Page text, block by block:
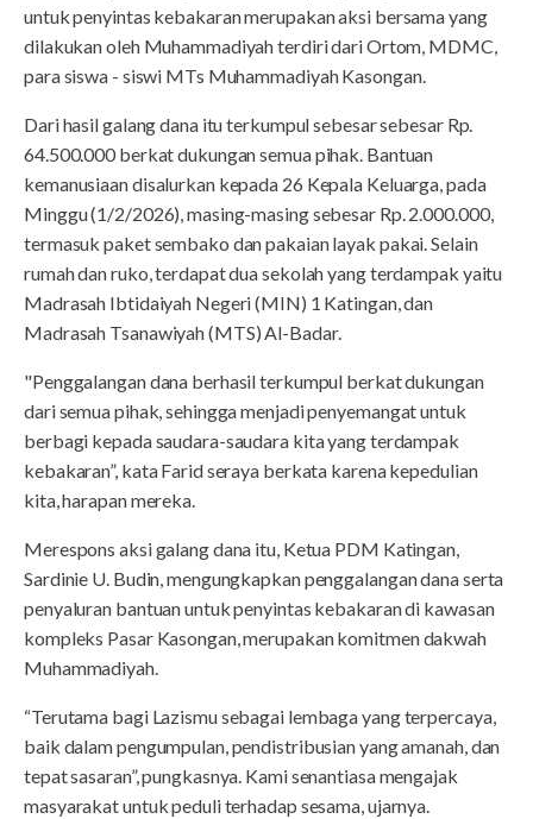
untuk penyintas kebakaran merupakan aksi bersama yang
dilakukan oleh Muhammadiyah terdiri dari Ortom, MDMC,
para siswa - siswi MTs Muhammadiyah Kasongan.
Dari hasil galang dana itu terkumpul sebesar sebesar Rp.
64.500.000 berkat dukungan semua pihak. Bantuan
kemanusiaan disalurkan kepada 26 Kepala Keluarga, pada
Minggu (1/2/2026), masing-masing sebesar Rp. 2.000.000,
termasuk paket sembako dan pakaian layak pakai. Selain
rumah dan ruko, terdapat dua sekolah yang terdampak yaitu
Madrasah Ibtidaiyah Negeri (MIN) 1 Katingan, dan
Madrasah Tsanawiyah (MTS) Al-Badar.
"Penggalangan dana berhasil terkumpul berkat dukungan
dari semua pihak, sehingga menjadi penyemangat untuk
berbagi kepada saudara-saudara kita yang terdampak
kebakaran”, kata Farid seraya berkata karena kepedulian
kita, harapan mereka.
Merespons aksi galang dana itu, Ketua PDM Katingan,
Sardinie U. Budin, mengungkapkan penggalangan dana serta
penyaluran bantuan untuk penyintas kebakaran di kawasan
kompleks Pasar Kasongan, merupakan komitmen dakwah
Muhammadiyah.
“Terutama bagi Lazismu sebagai lembaga yang terpercaya,
baik dalam pengumpulan, pendistribusian yang amanah, dan
tepat sasaran”, pungkasnya. Kami senantiasa mengajak
masyarakat untuk peduli terhadap sesama, ujarnya.